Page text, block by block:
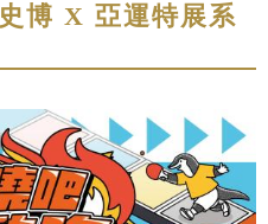
博 X 亞運特展系